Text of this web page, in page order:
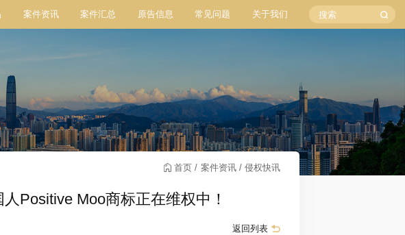
案件资讯 案件汇总 原告信息 常见问题 关于我们
首页 案件资讯 侵权快讯
Positive Moo商标正在维权中！
返回列表